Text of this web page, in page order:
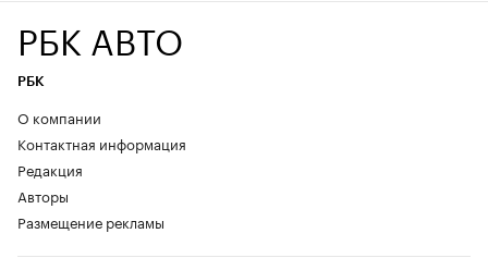
РБК АВТО
РБК
О компании
Контактная информация
Редакция
Авторы
Размещение рекламы